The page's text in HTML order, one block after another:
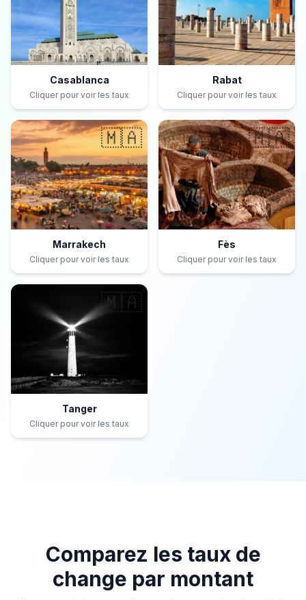
Casablanca
Cliquer pour voir les taux
Rabat
Cliquer pour voir les taux
🇲🇦
Marrakech
Cliquer pour voir les taux
🇲🇦
Fès
Cliquer pour voir les taux
🇲🇦
Tanger
Cliquer pour voir les taux
Comparez les taux de
change par montant